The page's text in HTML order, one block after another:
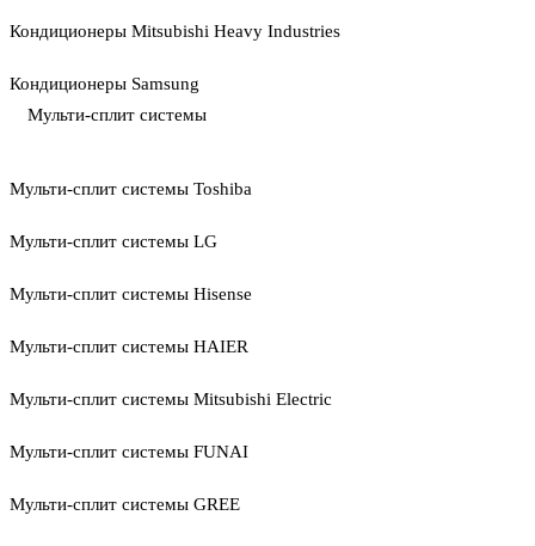
Кондиционеры Mitsubishi Heavy Industries
Кондиционеры Samsung
Мульти-сплит системы
Мульти-сплит системы Toshiba
Мульти-сплит системы LG
Мульти-сплит системы Hisense
Мульти-сплит системы HAIER
Мульти-сплит системы Mitsubishi Electric
Мульти-сплит системы FUNAI
Мульти-сплит системы GREE